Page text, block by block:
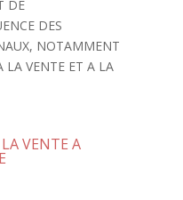
DE
DES
NOTAMMENT
LA VENTE ET A LA
VENTE A